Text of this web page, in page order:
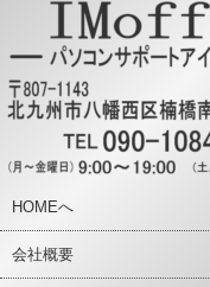
HOMEへ
会社概要